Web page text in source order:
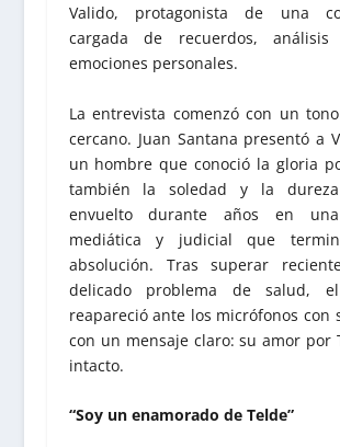
Valido, protagonista de una
cargada de recuerdos,
emociones personales.
La entrevista comenzó con un
cercano. Juan Santana presentó a
un hombre que conoció la gloria
también la soledad y la
envuelto durante años en
mediática y judicial que
absolución. Tras superar
delicado problema de salud, el
reapareció ante los micrófonos con
con un mensaje claro: su amor por
intacto.
“Soy un enamorado de Telde”